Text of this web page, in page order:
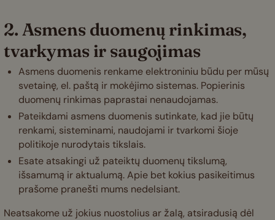
2. Asmens duomenų rinkimas,
tvarkymas ir saugojimas
Asmens duomenis renkame elektroniniu būdu per mūsų
svetainę, el. paštą ir mokėjimo sistemas. Popierinis
duomenų rinkimas paprastai nenaudojamas.
Pateikdami asmens duomenis sutinkate, kad jie būtų
renkami, sisteminami, naudojami ir tvarkomi šioje
politikoje nurodytais tikslais.
Esate atsakingi už pateiktų duomenų tikslumą,
išsamumą ir aktualumą. Apie bet kokius pasikeitimus
prašome pranešti mums nedelsiant.
Neatsakome už jokius nuostolius ar žalą, atsiradusią dėl